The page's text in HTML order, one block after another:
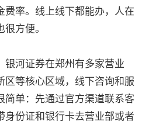
费率。线上线下都能办，人在
方便。
银河证券在郑州有多家营业
区等核心区域，线下咨询和服
简单：先通过官方渠道联系客
身份证和银行卡去营业部或者